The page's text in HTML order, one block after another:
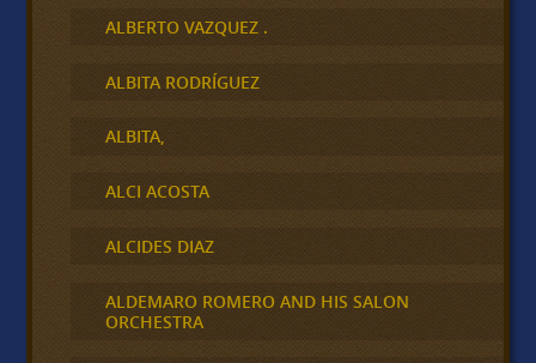
ALBERTO VAZQUEZ .
ALBITA RODRÍGUEZ
ALBITA,
ALCI ACOSTA
ALCIDES DIAZ
ALDEMARO ROMERO AND HIS SALON
ORCHESTRA